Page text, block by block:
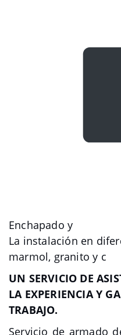
Enchapado y
La instalación en
marmol, granito y c
UN SERVICIO DE
LA EXPERIENCIA Y
TRABAJO.
Servicio de armado